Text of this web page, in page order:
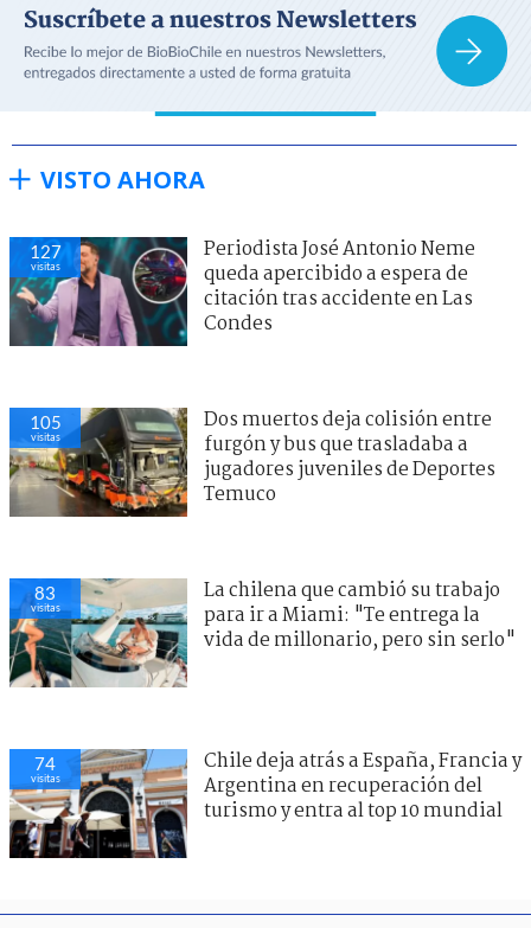
VISTO AHORA
127
visitas
Periodista José Antonio Neme
queda apercibido a espera de
citación tras accidente en Las
Condes
105
visitas
Dos muertos deja colisión entre
furgón y bus que trasladaba a
jugadores juveniles de Deportes
Temuco
83
visitas
La chilena que cambió su trabajo
para ir a Miami: "Te entrega la
vida de millonario, pero sin serlo"
74
visitas
Chile deja atrás a España, Francia y
Argentina en recuperación del
turismo y entra al top 10 mundial